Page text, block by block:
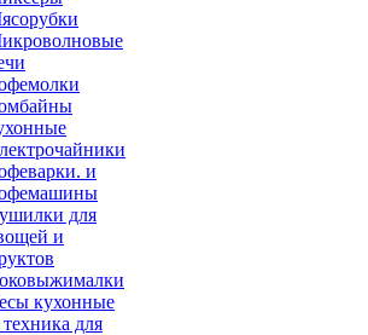
и
для
и
кухонные
для